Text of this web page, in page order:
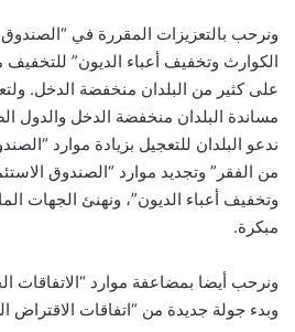
ونرحب بالتعزيزات المقررة في “الصندوق
الكوارث وتخفيف أعباء الديون”
على كثير من البلدان منخفضة الدخل.
مساندة البلدان منخفضة الدخل والدول
ندعو البلدان للتعجيل بزيادة موارد
من الفقر” وتجديد موارد “الصندوق
وتخفيف أعباء الديون”، ونهنئ الجهات
مبكرة.
ونرحب أيضا بمضاعفة موارد “الاتفاقات
وبدء جولة جديدة من “اتفاقات الاقتراض